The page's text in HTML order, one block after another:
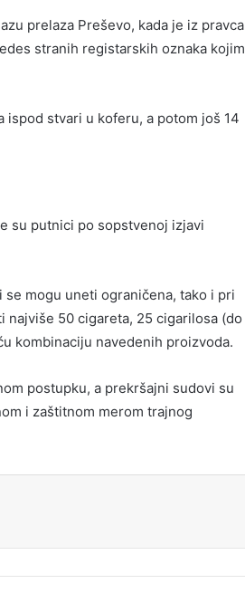
prelaza Preševo, kada je iz pravca
stranih registarskih oznaka kojim
stvari u koferu, a potom još 14
su putnici po sopstvenoj izjavi
mogu uneti ograničena, tako i pri
50 cigareta, 25 cigarilosa (do
kombinaciju navedenih proizvoda.
postupku, a prekršajni sudovi su
i zaštitnom merom trajnog